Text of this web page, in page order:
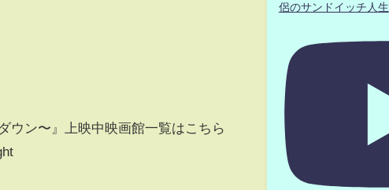
ウン〜』上映中映画館一覧はこちら
侶のサンドイッチ人生